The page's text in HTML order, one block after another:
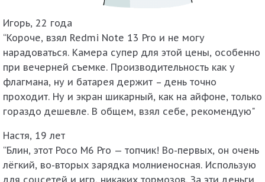
Игорь, 22 года
“Короче, взял Redmi Note 13 Pro и не могу
нарадоваться. Камера супер для этой цены, особенно
при вечерней съемке. Производительность как у
флагмана, ну и батарея держит – день точно
проходит. Ну и экран шикарный, как на айфоне, только
гораздо дешевле. В общем, взял себе, рекомендую"
Настя, 19 лет
“Блин, этот Poco M6 Pro — топчик! Во-первых, он очень
лёгкий, во-вторых зарядка молниеносная. Использую